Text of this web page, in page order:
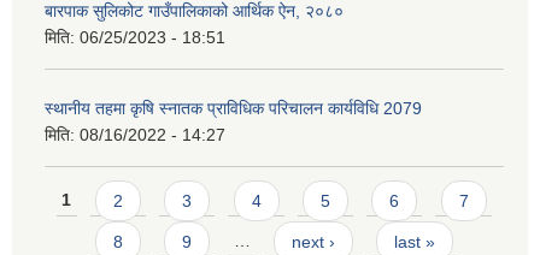
बारपाक सुलिकोट गाउँपालिकाको आर्थिक ऐन, २०८०
मिति: 06/25/2023 - 18:51
स्थानीय तहमा कृषि स्नातक प्राविधिक परिचालन कार्यविधि 2079
मिति: 08/16/2022 - 14:27
Pages
1 2 3 4 5 6 7
8 9 … next › last »